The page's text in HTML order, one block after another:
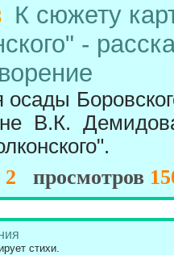
К сюжету
-
осады
В.К.
2 просмотров
стихи.